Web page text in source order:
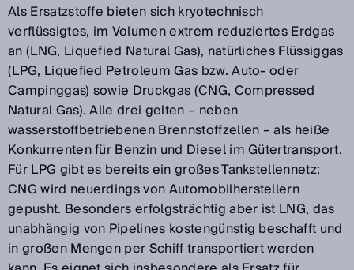
Als Ersatzstoffe bieten sich kryotechnisch
verflüssigtes, im Volumen extrem reduziertes Erdgas
an (LNG, Liquefied Natural Gas), natürliches Flüssiggas
(LPG, Liquefied Petroleum Gas bzw. Auto- oder
Campinggas) sowie Druckgas (CNG, Compressed
Natural Gas). Alle drei gelten – neben
wasserstoffbetriebenen Brennstoffzellen – als heiße
Konkurrenten für Benzin und Diesel im Gütertransport.
Für LPG gibt es bereits ein großes Tankstellennetz;
CNG wird neuerdings von Automobilherstellern
gepusht. Besonders erfolgsträchtig aber ist LNG, das
unabhängig von Pipelines kostengünstig beschafft und
in großen Mengen per Schiff transportiert werden